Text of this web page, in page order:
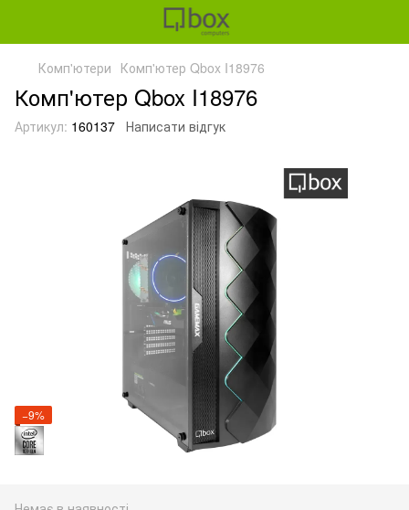
Комп'ютери Комп'ютер Qbox I18976
Комп'ютер Qbox I18976
Артикул: 160137 Написати відгук
−9%